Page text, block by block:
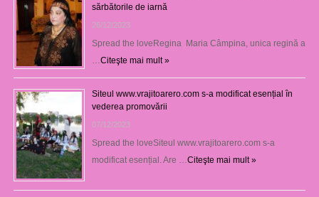
sărbătorile de iarnă
26/12/2023
Spread the loveRegina Maria Câmpina, unica regină a
Citeşte mai mult »
Siteul www.vrajitoarero.com s-a modificat esențial în
vederea promovării
07/12/2023
Spread the loveSiteul www.vrajitoarero.com s-a
modificat esențial. Are … Citeşte mai mult »